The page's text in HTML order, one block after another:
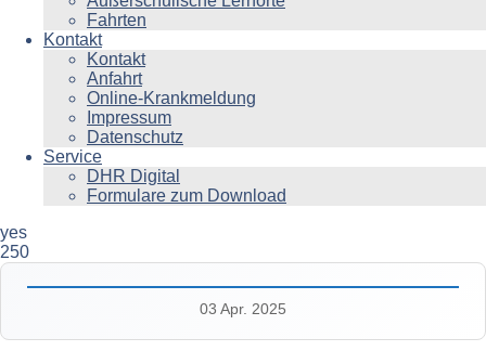
Fahrten
Kontakt
Kontakt
Anfahrt
Online-Krankmeldung
Impressum
Datenschutz
Service
DHR Digital
Formulare zum Download
yes
250
03 Apr. 2025